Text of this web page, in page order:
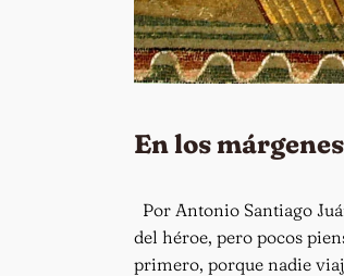
En los
Por Antonio Santiago
del héroe, pero pocos
primero, porque nadie